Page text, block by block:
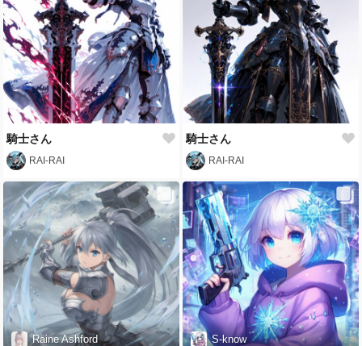
騎士さん
RAI-RAI
騎士さん
RAI-RAI
Raine Ashford S-know